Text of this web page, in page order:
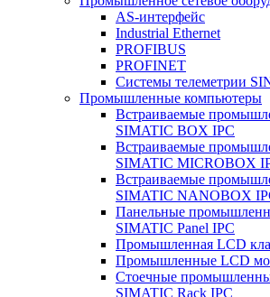
AS-интерфейс
Industrial Ethernet
PROFIBUS
PROFINET
Системы телеметрии
Промышленные компьютеры
Встраиваемые
SIMATIC BOX IPC
Встраиваемые
SIMATIC MICROBOX
Встраиваемые
SIMATIC NANOBOX
Панельные
SIMATIC Panel IPC
Промышленная LCD
Промышленные LCD
Стоечные
SIMATIC Rack IPC